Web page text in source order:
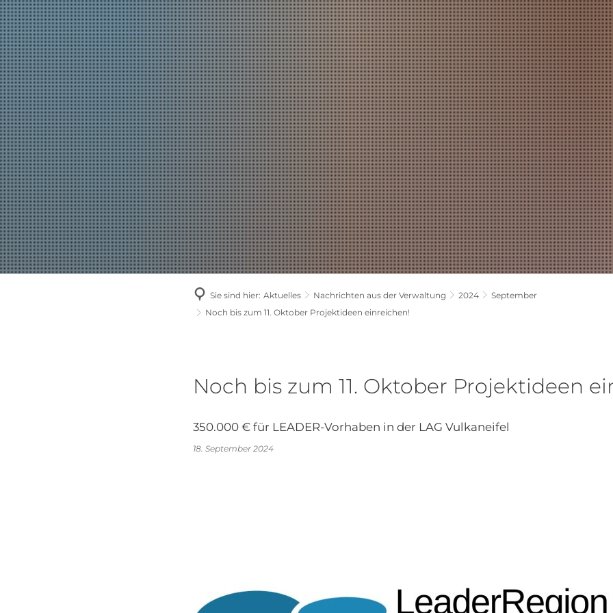
AKTUELLES LANDKREIS POLITIK VERWALTUNG THEMEN
Sie sind hier: Aktuelles Nachrichten aus der Verwaltung 2024
September
Noch bis zum 11. Oktober Projektideen einreichen!
Noch bis zum 11. Oktober Projektideen
350.000 € für LEADER-Vorhaben in der LAG Vulkaneifel
18. September 2024